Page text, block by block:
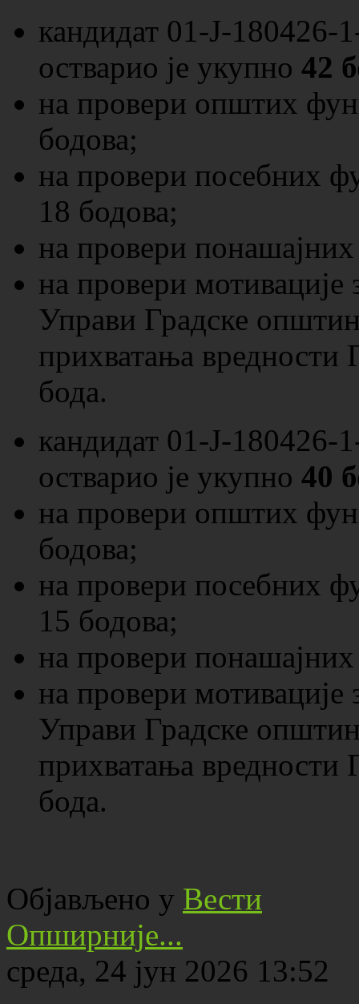
кандидат 01-Ј-
оствариo je укупно 42
на провери општих
бодова;
на провери посебних
18 бодова;
на провери
на провери
Управи Градске
прихватања вредности
бода.
кандидат 01-Ј-
оствариo je укупно 40
на провери општих
бодова;
на провери посебних
15 бодова;
на провери
на провери
Управи Градске
прихватања вредности
бода.
Објављено у Вести
Опширније...
среда, 24 јун 2026 13:52